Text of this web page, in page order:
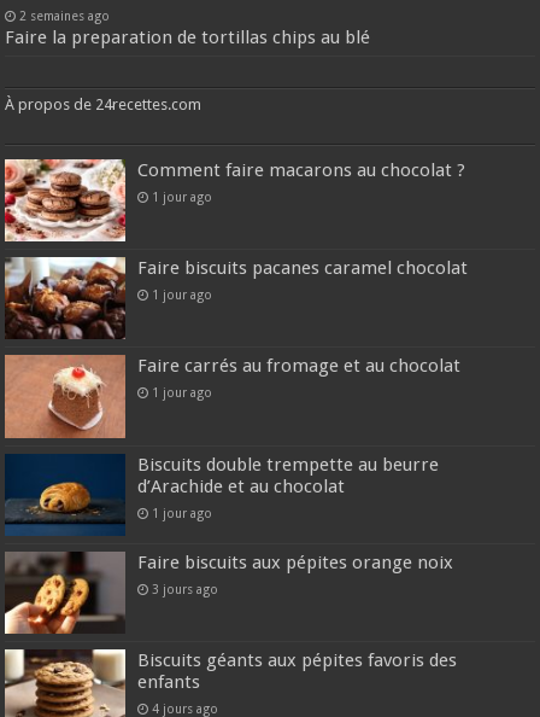
2 semaines ago
Faire la preparation de tortillas chips au blé
À propos de 24recettes.com
Comment faire macarons au chocolat ?
1 jour ago
Faire biscuits pacanes caramel chocolat
1 jour ago
Faire carrés au fromage et au chocolat
1 jour ago
Biscuits double trempette au beurre
d’Arachide et au chocolat
1 jour ago
Faire biscuits aux pépites orange noix
3 jours ago
Biscuits géants aux pépites favoris des
enfants
4 jours ago